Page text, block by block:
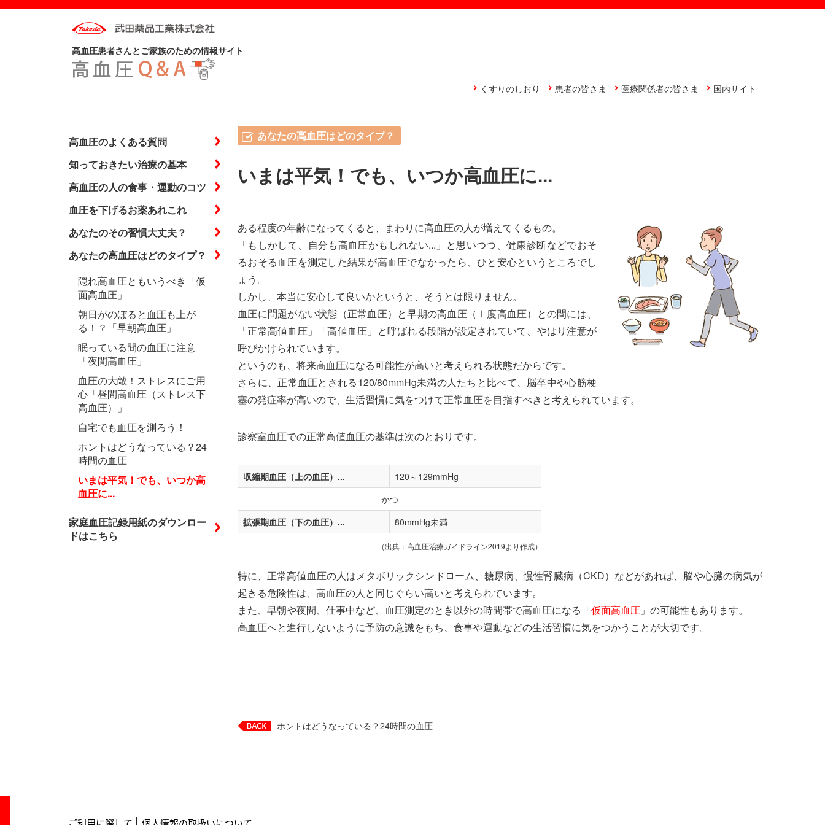
高血圧患者さんとご家族のための情報サイト
くすりのしおり 患者の皆さま 医療関係者の皆さま 国内サイト
あなたの高血圧はどのタイプ？
いまは平気！でも、いつか高血圧に...
ある程度の年齢になってくると、まわりに高血圧の人が増えてくるもの。
「もしかして、自分も高血圧かもしれない...」と思いつつ、健康診断などでおそ
るおそる血圧を測定した結果が高血圧でなかったら、ひと安心というところでし
ょう。
しかし、本当に安心して良いかというと、そうとは限りません。
血圧に問題がない状態（正常血圧）と早期の高血圧（Ⅰ度高血圧）との間には、
「正常高値血圧」「高値血圧」と呼ばれる段階が設定されていて、やはり注意が
呼びかけられています。
というのも、将来高血圧になる可能性が高いと考えられる状態だからです。
さらに、正常血圧とされる120/80mmHg未満の人たちと比べて、脳卒中や心筋梗
塞の発症率が高いので、生活習慣に気をつけて正常血圧を目指すべきと考えられています。
診察室血圧での正常高値血圧の基準は次のとおりです。
収縮期血圧（上の血圧）...
120～129mmHg
かつ
拡張期血圧（下の血圧）...
80mmHg未満
（出典：高血圧治療ガイドライン2019より作成）
特に、正常高値血圧の人はメタボリックシンドローム、糖尿病、慢性腎臓病（CKD）などがあれば、脳や心臓の病気が
起きる危険性は、高血圧の人と同じぐらい高いと考えられています。
また、早朝や夜間、仕事中など、血圧測定のとき以外の時間帯で高血圧になる「仮面高血圧 」の可能性もあります。
高血圧へと進行しないように予防の意識をもち、食事や運動などの生活習慣に気をつかうことが大切です。
ホントはどうなっている？24時間の血圧
高血圧のよくある質問
知っておきたい治療の基本
高血圧の人の食事・運動のコツ
血圧を下げるお薬あれこれ
あなたのその習慣大丈夫？
あなたの高血圧はどのタイプ？
隠れ高血圧ともいうべき「仮
面高血圧」
朝日がのぼると血圧も上が
る！？「早朝高血圧」
眠っている間の血圧に注意
「夜間高血圧」
血圧の大敵！ストレスにご用
心「昼間高血圧（ストレス下
高血圧）」
自宅でも血圧を測ろう！
ホントはどうなっている？24
時間の血圧
いまは平気！でも、いつか高
血圧に...
家庭血圧記録用紙のダウンロー
ドはこちら